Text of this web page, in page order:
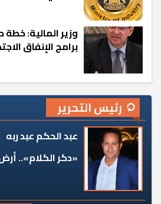
وزير المالية:
برامج الإنفاق
رئيس التحرير
عبد الحكم عبد ربه
«دكر الكلام»..